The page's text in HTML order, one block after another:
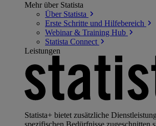
Mehr über Statista
Über Statista
Erste Schritte und Hilfebereich
Webinar & Training Hub
Statista Connect
Leistungen
Statista+ bietet zusätzliche
spezifischen Bedürfnisse zugeschnitten